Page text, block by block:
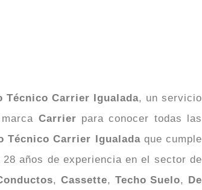
Técnico Carrier Igualada, un servicio
Carrier para conocer todas las
Técnico Carrier Igualada que cumple
años de experiencia en el sector de
, Cassette, Techo Suelo, De